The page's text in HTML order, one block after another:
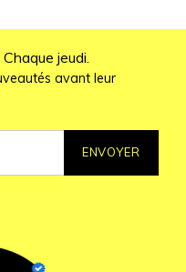
jeudi.
avant leur
ENVOYER